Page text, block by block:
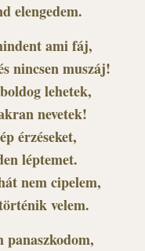
elengedem.
ami fáj,
nincsen muszáj!
lehetek,
nevetek!
érzéseket,
léptemet.
nem cipelem,
velem.
panaszkodom,